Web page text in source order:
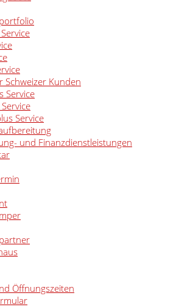
Schweizer Kunden
Service
Service
und Finanzdienstleistungen
Öffnungszeiten